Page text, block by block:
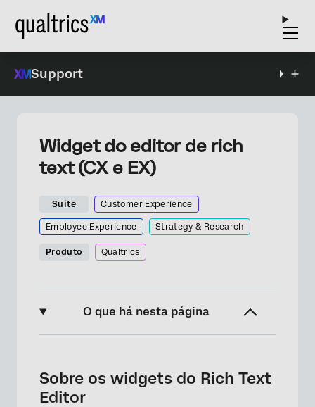
Support
Widget do editor de rich
text (CX e EX)
Suite Customer Experience
Employee Experience Strategy & Research
Produto Qualtrics
O que há nesta página
Tipos de painéis
Compatibilidade de tipo de campo
Sobre os widgets do Rich Text
Editor